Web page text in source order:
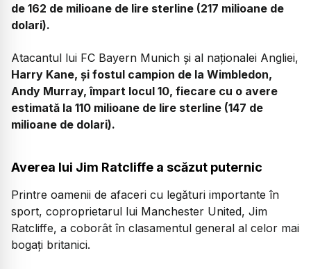
de 162 de milioane de lire sterline (217 milioane de
dolari).
Atacantul lui FC Bayern Munich și al naționalei Angliei,
Harry Kane, și fostul campion de la Wimbledon,
Andy Murray, împart locul 10, fiecare cu o avere
estimată la 110 milioane de lire sterline (147 de
milioane de dolari).
Averea lui Jim Ratcliffe a scăzut puternic
Printre oamenii de afaceri cu legături importante în
sport, coproprietarul lui Manchester United, Jim
Ratcliffe, a coborât în clasamentul general al celor mai
bogați britanici.